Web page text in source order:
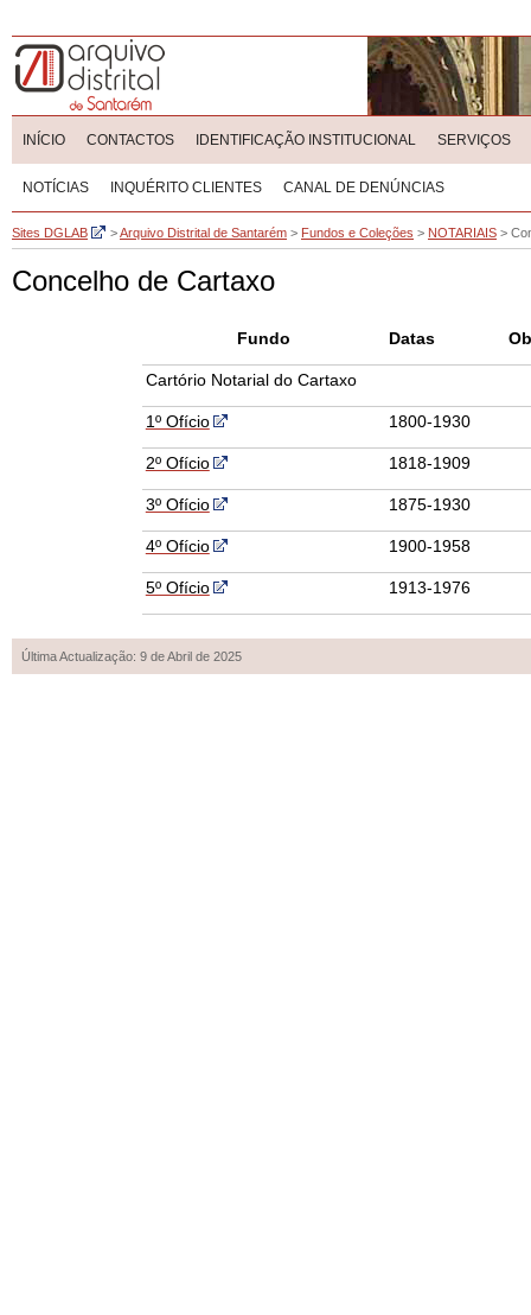
INÍCIO CONTACTOS IDENTIFICAÇÃO INSTITUCIONAL SERVIÇOS
NOTÍCIAS INQUÉRITO CLIENTES CANAL DE DENÚNCIAS
Sites DGLAB >Arquivo Distrital de Santarém > Fundos e Coleções > NOTARIAIS >
Concelho de Cartaxo
Fundo Datas
Cartório Notarial do Cartaxo
1º Ofício 1800-1930
2º Ofício 1818-1909
3º Ofício 1875-1930
4º Ofício 1900-1958
5º Ofício 1913-1976
Última Actualização: 9 de Abril de 2025